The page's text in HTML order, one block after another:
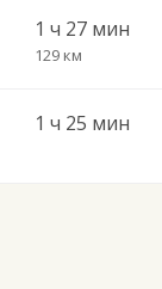
1 ч 27 мин
129 км
1 ч 25 мин